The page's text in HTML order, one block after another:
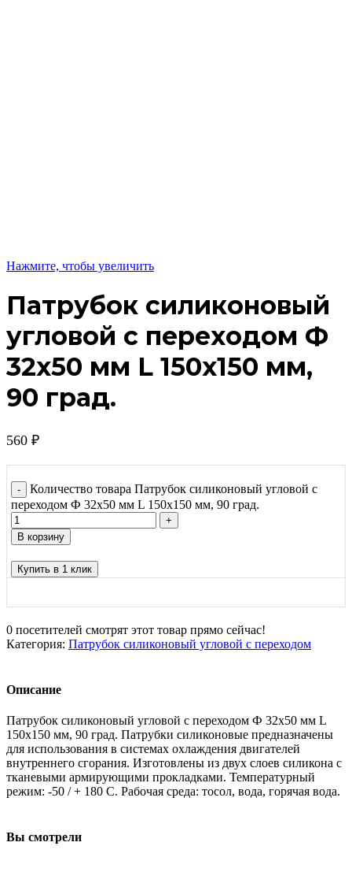
Нажмите, чтобы увеличить
Патрубок силиконовый
угловой с переходом Ф
32х50 мм L 150х150 мм,
90 град.
560 ₽
Количество товара Патрубок силиконовый угловой с
переходом Ф 32х50 мм L 150х150 мм, 90 град.
В корзину
Купить в 1 клик
0 посетителей смотрят этот товар прямо сейчас!
Категория: Патрубок силиконовый угловой с переходом
Описание
Патрубок силиконовый угловой с переходом Ф 32х50 мм L
150х150 мм, 90 град. Патрубки силиконовые предназначены
для использования в системах охлаждения двигателей
внутреннего сгорания. Изготовлены из двух слоев силикона с
тканевыми армирующими прокладками. Температурный
режим: -50 / + 180 С. Рабочая среда: тосол, вода, горячая вода.
Вы смотрели